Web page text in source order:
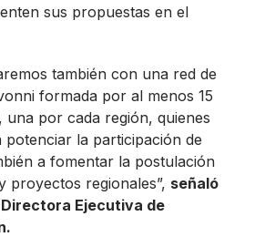
sus propuestas en el
también con una red de
formada por al menos 15
una por cada región, quienes
potenciar la participación de
a fomentar la postulación
proyectos regionales”, señaló
Ejecutiva de